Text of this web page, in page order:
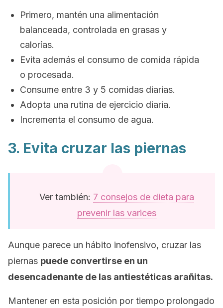
Primero, mantén una alimentación
balanceada, controlada en grasas y
calorías.
Evita además el consumo de comida rápida
o procesada.
Consume entre 3 y 5 comidas diarias.
Adopta una rutina de ejercicio diaria.
Incrementa el consumo de agua.
3. Evita cruzar las piernas
Ver también: 7 consejos de dieta para
prevenir las varices
Aunque parece un hábito inofensivo, cruzar las
piernas puede convertirse en un
desencadenante de las antiestéticas arañitas.
Mantener en esta posición por tiempo prolongado